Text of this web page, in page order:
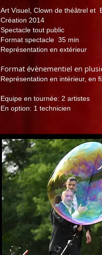
Art Visuel, Clown de théâtrel et
Création 2014
Spectacle tout public
Format spectacle 35 min
Représentation en extérieur
Format évènementiel en
Représentation en intérieur, en
Equipe en tournée: 2 artistes
En option: 1 technicien